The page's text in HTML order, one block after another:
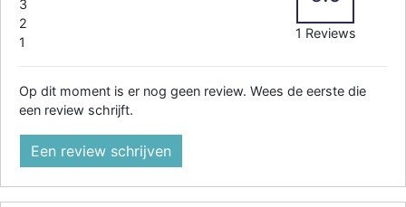
3
2
1
1 Reviews
Op dit moment is er nog geen review. Wees de eerste die
een review schrijft.
Een review schrijven